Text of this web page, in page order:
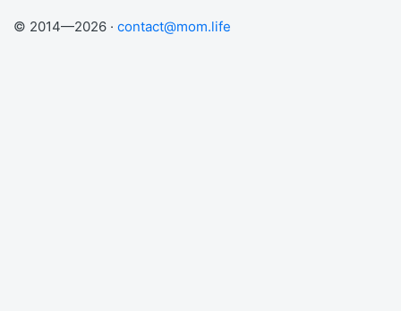
© 2014—2026 · contact@mom.life